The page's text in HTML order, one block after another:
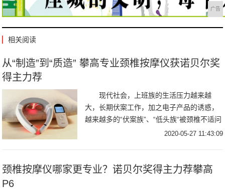
广告
相关阅读
从“制造”到“质造” 攀高专业颈椎按摩仪获诺贝尔奖
得主力荐
现代社会，上班族的生活压力越来越
大，长期伏案工作，加之电子产品的诱惑，
越来越多的“伏案族”、“低头族“被颈椎不适问
题所困扰。据央视网调查统计显示：北京白
2020-05-27 11:43:09
颈椎按摩仪哪家更专业？诺贝尔奖得主力荐攀高
P6